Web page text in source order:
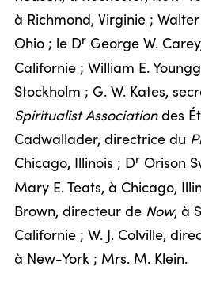
à Richmond, Virginie ;
Ohio ; le Dr George W.
Californie ; William E.
Stockholm ; G. W. Kates,
Spiritualist Associationdes
Cadwallader, directrice du
Chicago, Illinois ; Dr Orison
Mary E. Teats, à Chicago,
Brown, directeur de Now, à
Californie ; W. J. Colville,
à New-York ; Mrs. M. Klein.